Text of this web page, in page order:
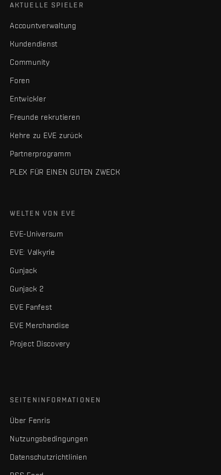
AKTUELLE SPIELER
Accountverwaltung
Kundendienst
Community
Foren
Entwickler
Freunde rekrutieren
Kehre zu EVE zurück
Partnerprogramm
PLEX FÜR EINEN GUTEN ZWECK
WELTEN VON EVE
EVE-Universum
EVE: Valkyrie
Gunjack
Gunjack 2
EVE Fanfest
EVE Merchandise
Project Discovery
SEITENINFORMATIONEN
Über Fenris
Nutzungsbedingungen
Datenschutzrichtlinien